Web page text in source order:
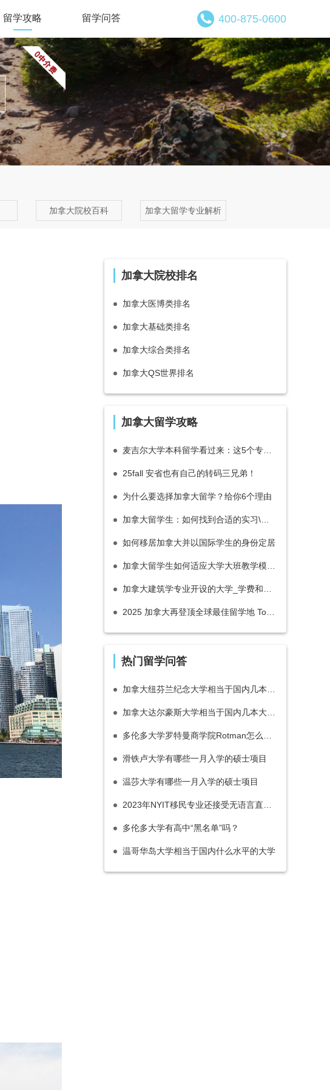
留学攻略 留学问答 400-875-0600
加拿大院校百科 加拿大留学专业解析
加拿大院校排名
加拿大医博类排名
加拿大基础类排名
加拿大综合类排名
加拿大QS世界排名
加拿大留学攻略
25fall 安省也有自己的转码三兄弟！
为什么要选择加拿大留学？给你6个理由
如何移居加拿大并以国际学生的身份定居
热门留学问答
滑铁卢大学有哪些一月入学的硕士项目
温莎大学有哪些一月入学的硕士项目
多伦多大学有高中“黑名单”吗？
温哥华岛大学相当于国内什么水平的大学